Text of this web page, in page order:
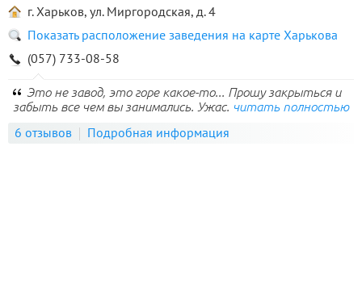
г. Харьков, ул. Миргородская, д. 4
Показать расположение заведения на карте Харькова
(057) 733-08-58
Это не завод, это горе какое-то... Прошу закрыться и
забыть все чем вы занимались. Ужас. читать полностью
6 отзывов Подробная информация